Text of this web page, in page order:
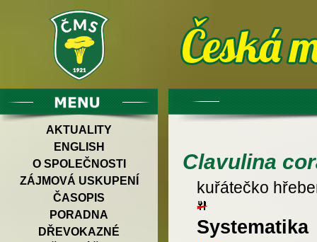
AKTUALITY
ENGLISH
O SPOLEČNOSTI
ZÁJMOVÁ USKUPENÍ
ČASOPIS
PORADNA
DŘEVOKAZNÉ
Clavulina
kuřátečko
Systematika